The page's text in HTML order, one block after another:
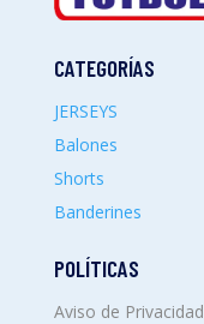
CATEGORÍAS
JERSEYS
Balones
Shorts
Banderines
POLÍTICAS
Aviso de Privacidad